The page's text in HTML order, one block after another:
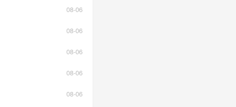
08-06
08-06
08-06
08-06
08-06